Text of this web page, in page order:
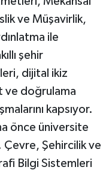
ve Müşavirlik,
ile
şehir
dijital ikiz
ve doğrulama
kapsıyor.
önce üniversite
Şehircilik ve
Bilgi Sistemleri